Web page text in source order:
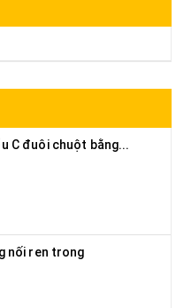
C đuôi chuột bằng...
nối ren trong